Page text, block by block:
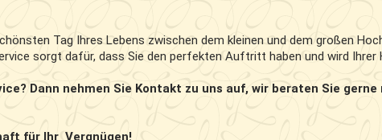
Tag Ihres Lebens zwischen dem kleinen und dem großen
sorgt dafür, dass Sie den perfekten Auftritt haben und wird
Dann nehmen Sie Kontakt zu uns auf, wir beraten Sie gerne
für Ihr Vergnügen!